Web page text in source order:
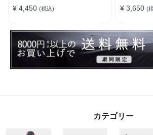
¥ 4,450 (税込) ¥ 3,650 (
カテゴリー